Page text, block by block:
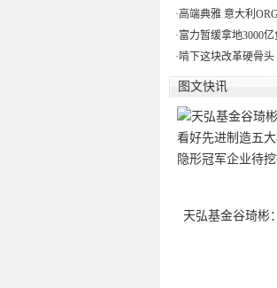
·高端典雅 意大利
·富力暂缓拿地3000
·啃下这块改革硬骨
图文快讯
天弘基金谷琦彬